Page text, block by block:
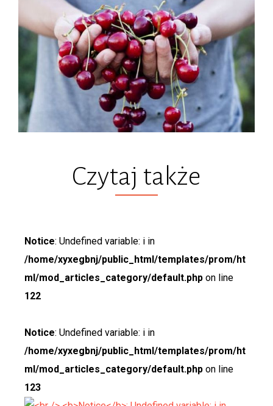
Czytaj także
Notice: Undefined variable: i in
/home/xyxegbnj/public_html/templates/prom/ht
ml/mod_articles_category/default.php on line
122
Notice: Undefined variable: i in
/home/xyxegbnj/public_html/templates/prom/ht
ml/mod_articles_category/default.php on line
123